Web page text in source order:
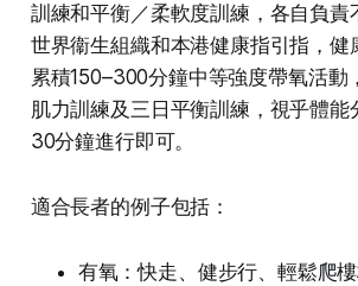
訓練和平衡／柔軟度訓練，各自負責
世界衞生組織和本港健康指引指，健
累積150–300分鐘中等強度帶氧活動
肌力訓練及三日平衡訓練，視乎體能
30分鐘進行即可。
適合長者的例子包括：
有氧：快走、健步行、輕鬆爬樓